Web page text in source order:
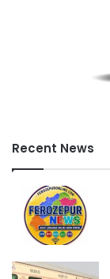
Recent News